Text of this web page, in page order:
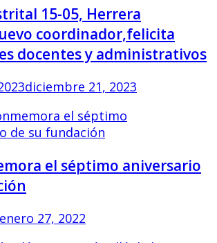
15-05, Herrera
coordinador,felicita
docentes y administrativos
diciembre 21, 2023
el séptimo aniversario
enero 27, 2022